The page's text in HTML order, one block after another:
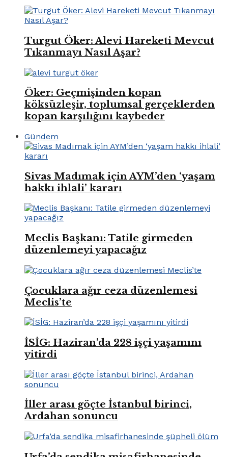
Turgut Öker: Alevi Hareketi Mevcut
Tıkanmayı Nasıl Aşar?
Öker: Geçmişinden kopan
köksüzleşir, toplumsal gerçeklerden
kopan karşılığını kaybeder
Gündem
Sivas Madımak için AYM’den ‘yaşam
hakkı ihlali’ kararı
Meclis Başkanı: Tatile girmeden
düzenlemeyi yapacağız
Çocuklara ağır ceza düzenlemesi
Meclis’te
İSİG: Haziran’da 228 işçi yaşamını
yitirdi
İller arası göçte İstanbul birinci,
Ardahan sonuncu